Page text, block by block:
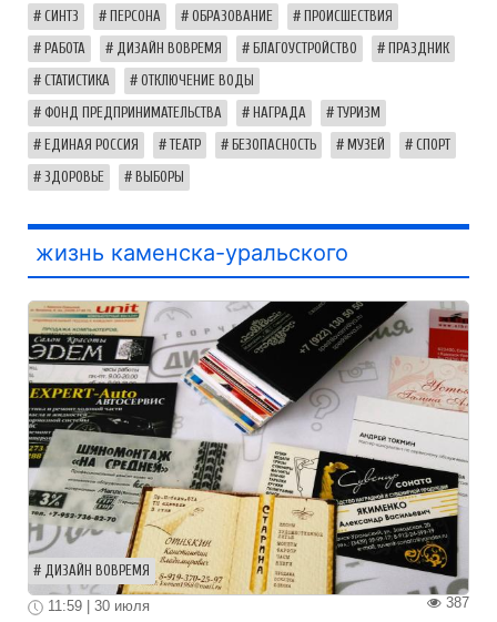
СИНТЗ ПЕРСОНА ОБРАЗОВАНИЕ ПРОИСШЕСТВИЯ
РАБОТА ДИЗАЙН ВОВРЕМЯ БЛАГОУСТРОЙСТВО ПРАЗДНИК
СТАТИСТИКА ОТКЛЮЧЕНИЕ ВОДЫ
ФОНД ПРЕДПРИНИМАТЕЛЬСТВА НАГРАДА ТУРИЗМ
ЕДИНАЯ РОССИЯ ТЕАТР БЕЗОПАСНОСТЬ МУЗЕЙ СПОРТ
ЗДОРОВЬЕ ВЫБОРЫ
жизнь каменска-уральского
ДИЗАЙН ВОВРЕМЯ
387
11:59 | 30 июля